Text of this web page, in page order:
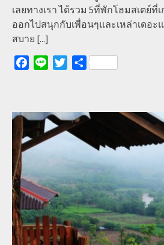
เลยทางเรา ได้รวม 5ที่พักโฮมสเตย์ที่
ออกไปสนุกกับเพื่อนๆและเหล่าเดอ
สบาย [...]
Facebook
Line TwitterShare